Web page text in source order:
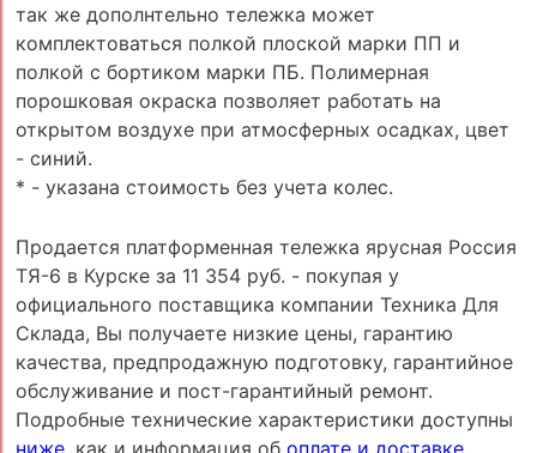
так же дополнтельно тележка может
комплектоваться полкой плоской марки ПП и
полкой с бортиком марки ПБ. Полимерная
порошковая окраска позволяет работать на
открытом воздухе при атмосферных осадках, цвет
- синий.
* - указана стоимость без учета колес.
Продается платформенная тележка ярусная Россия
ТЯ-6 в Курске за 11 354 руб. - покупая у
официального поставщика компании Техника Для
Склада, Вы получаете низкие цены, гарантию
качества, предпродажную подготовку, гарантийное
обслуживание и пост-гарантийный ремонт.
Подробные технические характеристики доступны
ниже, как и информация об оплате и доставке.